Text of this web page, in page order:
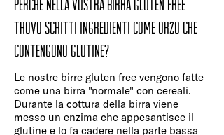
Perchè nella vostra birra gluten free
trovo scritti ingredienti come orzo che
contengono glutine?
Le nostre birre gluten free vengono fatte
come una birra "normale" con cereali.
Durante la cottura della birra viene
messo un enzima che appesantisce il
glutine e lo fa cadere nella parte bassa